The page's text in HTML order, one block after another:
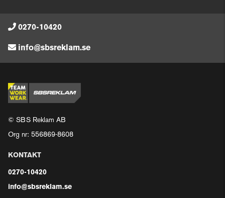
0270-10420
info@sbsreklam.se
© SBS Reklam AB
Org nr: 556869-8608
KONTAKT
0270-10420
info@sbsreklam.se